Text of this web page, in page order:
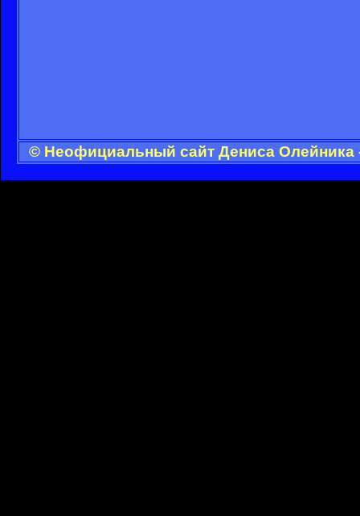
© Неофициальный сайт Дениса Олейника